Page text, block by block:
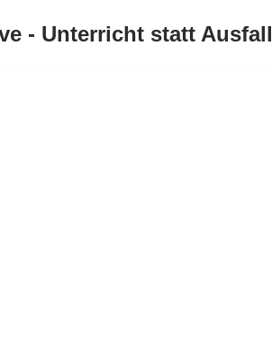
- Unterricht statt Ausfall